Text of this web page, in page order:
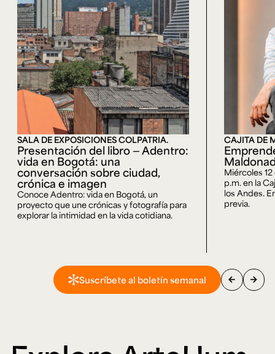
SALA DE EXPOSICIONES COLPATRIA.
Presentación del libro — Adentro:
vida en Bogotá: una
conversación sobre ciudad,
crónica e imagen
Conoce Adentro: vida en Bogotá, un
proyecto que une crónicas y fotografía para
explorar la intimidad en la vida cotidiana.
CAJITA DE
Miércoles
p.m. en la
los Andes.
previa.
Suscríbete al boletín semanal arrow_back arrow_forward